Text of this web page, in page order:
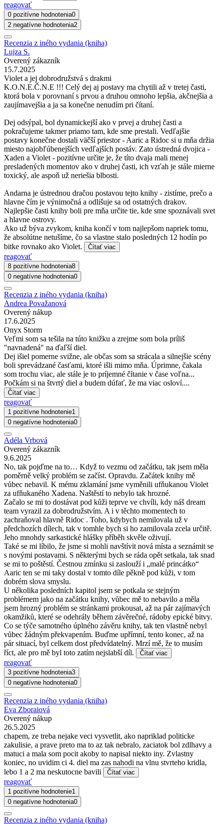
reagovať
0 pozitívne hodnotenia0
2 negatívne hodnotenia2
Recenzia z iného vydania (kniha)
Lujza S.
Overený zákazník
15.7.2025
Violet a jej dobrodružstvá s drakmi
K.O.N.E.Č.N.E !!! Celý dej aj postavy ma chytili až v tretej časti,
ktorá bola v porovnaní s prvou a druhou omnoho lepšia, akčnejšia a
zaujímavejšia a ja sa konečne nenudím pri čítaní.
Dej odsýpal, bol dynamickejší ako v prvej a druhej časti a
pokračujeme takmer priamo tam, kde sme prestali. Vedľajšie
postavy konečne dostali väčší priestor - Aaric a Ridoc si u mňa držia
miesto najobľúbenejších vedľajších postáv. Zato ústredná dvojica -
Xaden a Violet - pozitívne určite je, že títo dvaja mali menej
presladených momentov ako v druhej časti, ich vzťah je stále mierne
toxický, ale aspoň už neriešia blbosti.
Andarna je ústrednou dračou postavou tejto knihy - zistíme, prečo a
hlavne čím je výnimočná a odlišuje sa od ostatných drakov.
Najlepšie časti knihy boli pre mňa určite tie, kde sme spoznávali svet
a hlavne ostrovy.
Ako už býva zvykom, kniha končí v tom najlepšom napriek tomu,
že absolútne netušíme, čo sa vlastne stalo posledných 12 hodín po
bitke rovnako ako Violet.
Čítať viac
reagovať
8 pozitívne hodnotenia8
0 negatívne hodnotenia0
Recenzia z iného vydania (kniha)
Andrea Považanová
Overený nákup
17.6.2025
Onyx Storm
Veľmi som sa tešila na túto knižku a zrejme som bola príliš
"navnadená" na ďaľší diel.
Dej išiel pomerne svižne, ale občas som sa strácala a silnejšie scény
boli sprevádzané časťami, ktoré išli mimo mňa. Úprimne, čakala
som trochu viac, ale stále je to príjemné čítanie v čase voľna...
Počkám si na štvrtý diel a budem dúfať, že ma viac osloví....
Čítať viac
reagovať
1 pozitívne hodnotenie1
0 negatívne hodnotenia0
Adéla Vrbová
Overený zákazník
9.6.2025
No, tak pojďme na to… Když to vezmu od začátku, tak jsem měla
poměrně velký problém se začíst. Opravdu. Začátek knihy mě
vůbec nebavil. K mému zklamání jsme vyměnili ufňukanou Violet
za ufňukaného Xadena. Naštěstí to nebylo tak hrozné.
Začalo se mi to dostávat pod kůži teprve ve chvíli, kdy náš dream
team vyrazil za dobrodružstvím. A i v těchto momentech to
zachraňoval hlavně Ridoc . Toho, kdybych nemilovala už v
předchozích dílech, tak v tomhle bych si ho zamilovala zcela určitě.
Jeho mnohdy sarkastické hlášky příběh skvěle oživují.
Také se mi líbilo, že jsme si mohli navštívit nová místa a seznámit se
s novými postavami. S některými bych se ráda opět setkala, tak snad
se mi to poštěstí. Čestnou zmínku si zaslouží i „malé princátko“
Aaric ten se mi taky dostal v tomto díle pěkně pod kůži, v tom
dobrém slova smyslu.
U několika posledních kapitol jsem se potkala se stejným
problémem jako na začátku knihy, vůbec mě to nebavilo a měla
jsem hrozný problém se stránkami prokousat, až na pár zajímavých
okamžiků, které se odehrály během závěrečné, rádoby epické bitvy.
Co se týče samotného úplného závěru knihy, tak ten vlastně nebyl
vůbec žádným překvapením. Buďme upřímní, tento konec, až na
pár situací, byl celkem dost předvídatelný. Mrzí mě, že to musím
říct, ale pro mě byl toto zatím nejslabší díl.
Čítať viac
reagovať
3 pozitívne hodnotenia3
0 negatívne hodnotenia0
Recenzia z iného vydania (kniha)
Eva Zboraiová
Overený nákup
26.5.2025
chapem, ze treba nejake veci vysvetlit, ako napriklad politicke
zakulisie, a prave preto ma to az tak nebralo, zaciatok bol zdlhavy a
matuci a mala som pocit akoby to napisal niekto iny. Zvlastny
koniec, no uvidim ci 4. diel ma zas nahodi na vlnu stvrteho kridla,
lebo 1 a 2 ma neskutocne bavili
Čítať viac
reagovať
1 pozitívne hodnotenie1
0 negatívne hodnotenia0
Recenzia z iného vydania (kniha)